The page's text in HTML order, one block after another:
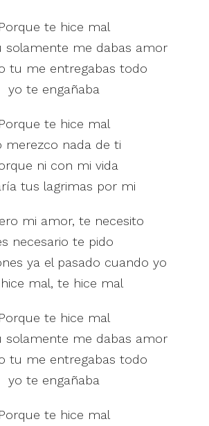
Porque te hice mal
solamente me dabas amor
tu me entregabas todo
yo te engañaba
Porque te hice mal
merezco nada de ti
ni con mi vida
tus lagrimas por mi
mi amor, te necesito
necesario te pido
ya el pasado cuando yo
mal, te hice mal
Porque te hice mal
solamente me dabas amor
tu me entregabas todo
yo te engañaba
Porque te hice mal